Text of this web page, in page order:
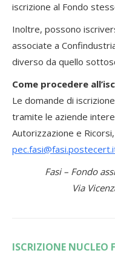
iscrizione al Fondo
Inoltre, possono
associate a
diverso da quello
Come procedere
Le domande di
tramite le aziende
Autorizzazione e
Fasi – Fondo
Via
ISCRIZIONE NUCLEO